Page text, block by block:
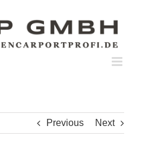
Previous Next